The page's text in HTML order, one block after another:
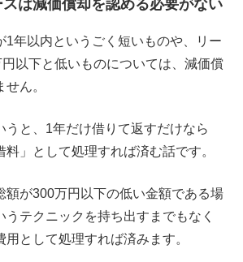
は減価償却を認める必要がない
1年以内というごく短いものや、リー
以下と低いものについては、減価償
ん。
うと、1年だけ借りて返すだけなら
」として処理すれば済む話です。
額が300万円以下の低い金額である場
テクニックを持ち出すまでもなく
用として処理すれば済みます。